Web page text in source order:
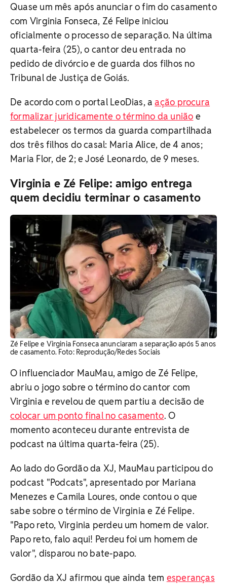
Quase um mês após anunciar o fim do casamento
com Virginia Fonseca, Zé Felipe iniciou
oficialmente o processo de separação. Na última
quarta-feira (25), o cantor deu entrada no
pedido de divórcio e de guarda dos filhos no
Tribunal de Justiça de Goiás.
De acordo com o portal LeoDias, aação procura
formalizar juridicamente o término da união e
estabelecer os termos da guarda compartilhada
dos três filhos do casal: Maria Alice, de 4 anos;
Maria Flor, de 2; e José Leonardo, de 9 meses.
Virginia e Zé Felipe: amigo entrega
quem decidiu terminar o casamento
Zé Felipe e Virginia Fonseca anunciaram a separação após 5 anos
de casamento. Foto: Reprodução/Redes Sociais
O influenciador MauMau, amigo de Zé Felipe,
abriu o jogo sobre o término do cantor com
Virginia e revelou de quem partiu a decisão de
colocar um ponto final no casamento. O
momento aconteceu durante entrevista de
podcast na última quarta-feira (25).
Ao lado do Gordão da XJ, MauMau participou do
podcast "Podcats", apresentado por Mariana
Menezes e Camila Loures, onde contou o que
sabe sobre o término de Virginia e Zé Felipe.
"Papo reto, Virginia perdeu um homem de valor.
Papo reto, falo aqui! Perdeu foi um homem de
valor", disparou no bate-papo.
Gordão da XJ afirmou que ainda tem esperanças